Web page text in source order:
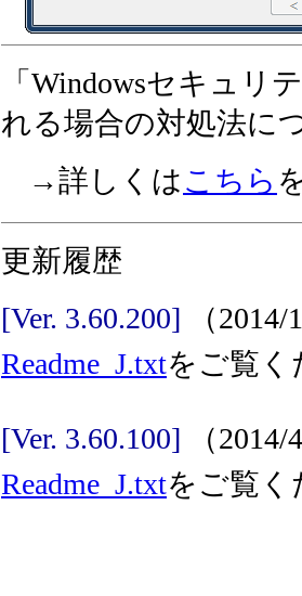
「Windowsセキュリ
れる場合の対処法に
→詳しくはこちら
更新履歴
[Ver. 3.60.200] （
Readme_J.txtをご覧く
[Ver. 3.60.100] （
Readme_J.txtをご覧く